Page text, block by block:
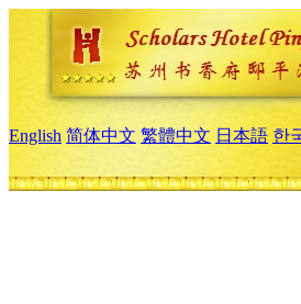
English 简体中文 繁體中文 日本語 한